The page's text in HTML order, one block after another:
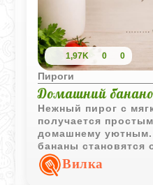
1,97K 0 0
Пироги
Домашний
Нежный пирог с
получается
домашнему
бананы становятся
хорошо сочетаются
Вилка